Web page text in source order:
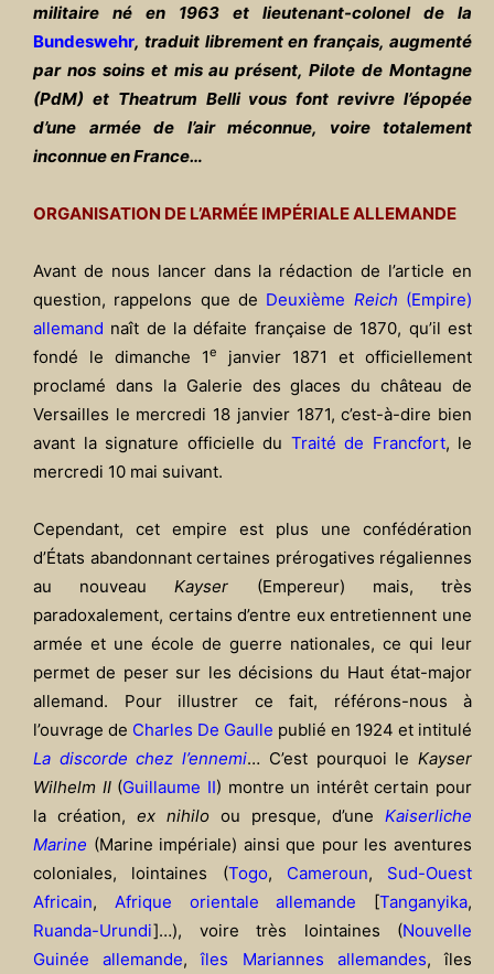
militaire né en 1963 et lieutenant-colonel de la
Bundeswehr, traduit librement en français, augmenté
par nos soins et mis au présent, Pilote de Montagne
(PdM) et Theatrum Belli vous font revivre l’épopée
d’une armée de l’air méconnue, voire totalement
inconnue en France…
ORGANISATION DE L’ARMÉE IMPÉRIALE ALLEMANDE
Avant de nous lancer dans la rédaction de l’article en
question, rappelons que de Deuxième Reich (Empire)
allemand naît de la défaite française de 1870, qu’il est
fondé le dimanche 1e
janvier 1871 et officiellement
proclamé dans la Galerie des glaces du château de
Versailles le mercredi 18 janvier 1871, c’est-à-dire bien
avant la signature officielle du Traité de Francfort, le
mercredi 10 mai suivant.
Cependant, cet empire est plus une confédération
d’États abandonnant certaines prérogatives régaliennes
au nouveauKayser (Empereur) mais, très
paradoxalement, certains d’entre eux entretiennent une
armée et une école de guerre nationales, ce qui leur
permet de peser sur les décisions du Haut état-major
allemand. Pour illustrer ce fait, référons-nous à
l’ouvrage de Charles De Gaulle publié en 1924 et intitulé
La discorde chez l’ennemi… C’est pourquoi leKayser
Wilhelm II(Guillaume II) montre un intérêt certain pour
la création, ex nihilo ou presque, d’une Kaiserliche
Marine (Marine impériale) ainsi que pour les aventures
coloniales, lointaines (Togo, Cameroun, Sud-Ouest
Africain, Afrique orientale allemande [Tanganyika,
Ruanda-Urundi]…), voire très lointaines (Nouvelle
Guinée allemande,îles Mariannes allemandes, îles